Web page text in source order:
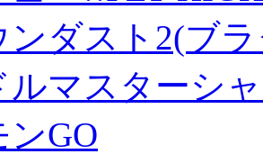
ンダスト2(ブ
ルマスターシ
GO